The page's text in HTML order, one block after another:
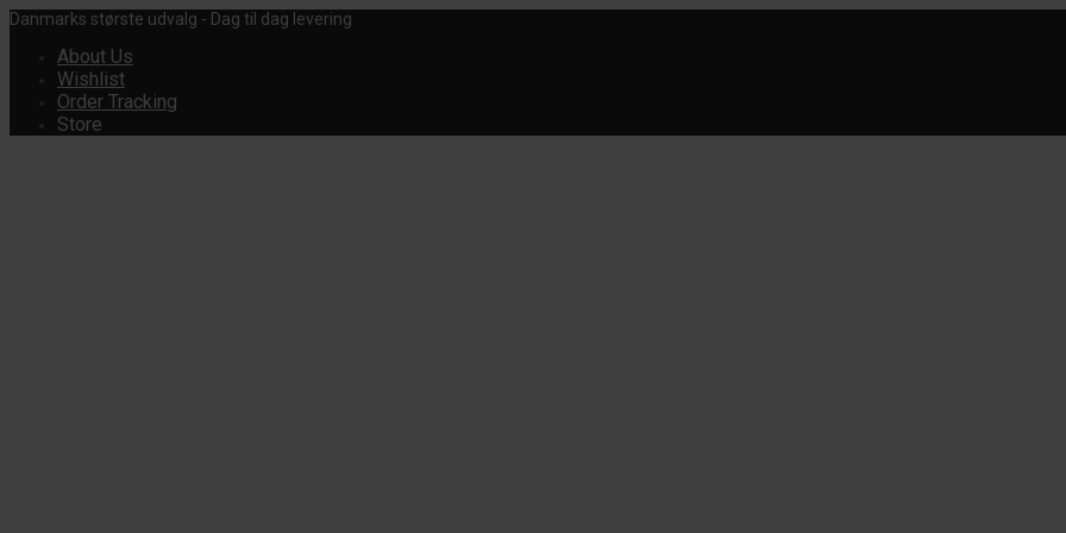
Danmarks største udvalg - Dag til dag levering
About Us
Wishlist
Order Tracking
Store